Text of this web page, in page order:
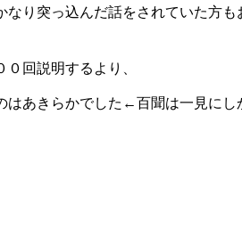
り突っ込んだ話をされていた方も
回説明するより、
はあきらかでした←百聞は一見にし